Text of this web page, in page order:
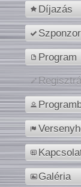
Díjazás
Program
Galéria